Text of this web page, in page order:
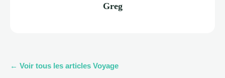
Greg
← Voir tous les articles Voyage